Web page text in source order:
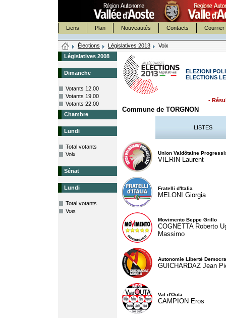
Liens Plan Nouveautés Contacts Courrier
Élections Législatives 2013
Voix
Législatives 2008
Dimanche
Votants 12.00
Votants 19.00
Votants 22.00
Chambre
Lundi
Total votants
Voix
Sénat
Lundi
Total votants
Voix
ELEZIONI
ELECTIONS
-
Commune de TORGNON
LISTES
Union Valdôtaine
VIERIN Laurent
Fratelli d'Italia
MELONI Giorgia
Movimento Beppe Grillo
COGNETTA Roberto
Massimo
Autonomie Liberté
GUICHARDAZ Jean
Val d'Outa
CAMPION Eros